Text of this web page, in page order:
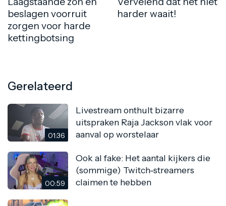
beslagen voorruit
zorgen voor harde
kettingbotsing
harder waait!
Gerelateerd
01:36
Livestream onthult bizarre
uitspraken Raja Jackson vlak voor
aanval op worstelaar
00:59
Ook al fake: Het aantal kijkers die
(sommige) Twitch-streamers
claimen te hebben